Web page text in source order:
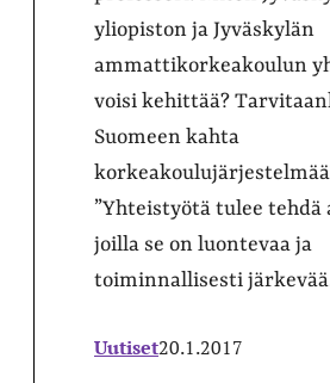
yliopiston ja Jyväskylän
ammattikorkeakoulun
voisi kehittää?
Suomeen kahta
”Yhteistyötä tulee tehdä
joilla se on luontevaa ja
toiminnallisesti
Uutiset20.1.2017